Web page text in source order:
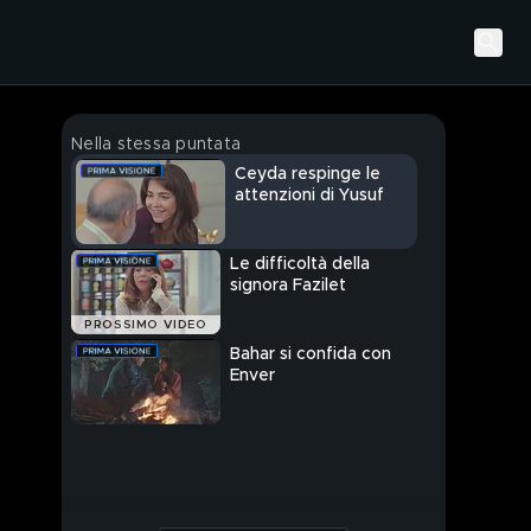
Nella stessa puntata
Ceyda respinge le
attenzioni di Yusuf
PROSSIMO VIDEO
Le difficoltà della
signora Fazilet
Bahar si confida con
Enver